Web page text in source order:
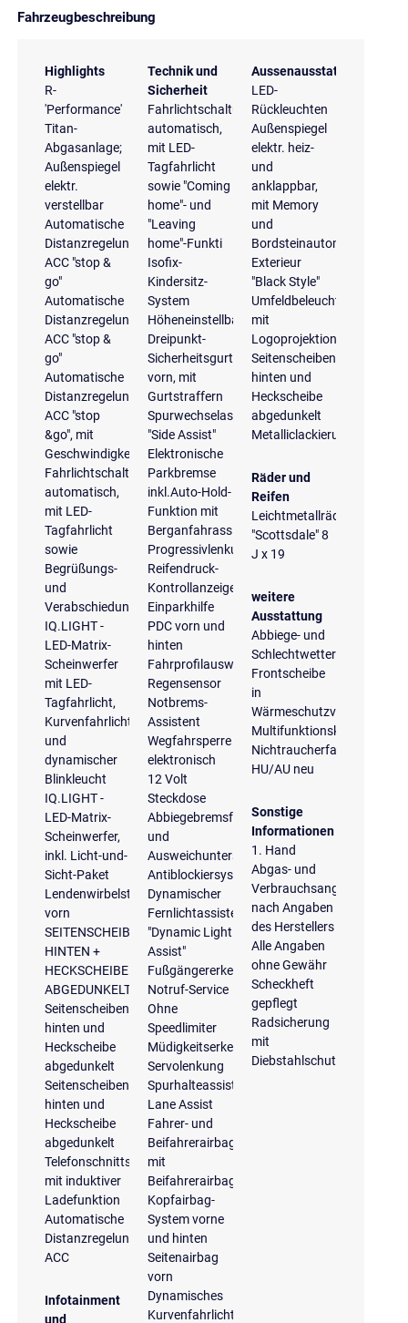
Fahrzeugbeschreibung
Highlights
R-
'Performance'
Titan-
Abgasanlage;
Außenspiegel
elektr.
verstellbar
Automatische
Distanzregelung
ACC "stop &
go"
Automatische
Distanzregelung
ACC "stop &
go"
Automatische
Distanzregelung
ACC "stop
&go", mit
Geschwindigkeitsbegrenzer
Fahrlichtschaltung
automatisch,
mit LED-
Tagfahrlicht
sowie
Begrüßungs-
und
Verabschiedungslicht
IQ.LIGHT -
LED-Matrix-
Scheinwerfer
mit LED-
Tagfahrlicht,
Kurvenfahrlicht
und
dynamischer
Blinkleucht
IQ.LIGHT -
LED-Matrix-
Scheinwerfer,
inkl. Licht-und-
Sicht-Paket
Lendenwirbelstützen
vorn
SEITENSCHEIBEN
HINTEN +
HECKSCHEIBE
ABGEDUNKELT
Seitenscheiben
hinten und
Heckscheibe
abgedunkelt
Seitenscheiben
hinten und
Heckscheibe
abgedunkelt
Telefonschnittstelle
mit induktiver
Ladefunktion
Automatische
Distanzregelung
ACC
Infotainment
und
Technik und
Sicherheit
Fahrlichtschaltung
automatisch,
mit LED-
Tagfahrlicht
sowie "Coming
home"- und
"Leaving
home"-Funkti
Isofix-
Kindersitz-
System
Höheneinstellbare
Dreipunkt-
Sicherheitsgurte
vorn, mit
Gurtstraffern
Spurwechselassistent
"Side Assist"
Elektronische
Parkbremse
inkl.Auto-Hold-
Funktion mit
Berganfahrassistent
Progressivlenkung
Reifendruck-
Kontrollanzeige
Einparkhilfe
PDC vorn und
hinten
Fahrprofilauswahl
Regensensor
Notbrems-
Assistent
Wegfahrsperre
elektronisch
12 Volt
Steckdose
Abbiegebremsfunktion
und
Ausweichunterstützung
Antiblockiersystem
Dynamischer
Fernlichtassistent
"Dynamic Light
Assist"
Fußgängererkennung
Notruf-Service
Ohne
Speedlimiter
Müdigkeitserkennung
Servolenkung
Spurhalteassistent
Lane Assist
Fahrer- und
Beifahrerairbag
mit
Beifahrerairbagdeaktivierung
Kopfairbag-
System vorne
und hinten
Seitenairbag
vorn
Dynamisches
Kurvenfahrlicht
Aussenausstattung
LED-
Rückleuchten
Außenspiegel
elektr. heiz-
und
anklappbar,
mit Memory
und
Bordsteinautomatik
Exterieur
"Black Style"
Umfeldbeleuchtung
mit
Logoprojektion
Seitenscheiben
hinten und
Heckscheibe
abgedunkelt
Metalliclackierung
Räder und
Reifen
Leichtmetallräder
"Scottsdale" 8
J x 19
weitere
Ausstattung
Abbiege- und
Schlechtwetterlicht
Frontscheibe
in
Wärmeschutzverglasung
Multifunktionskamera
Nichtraucherfahrzeug
HU/AU neu
Sonstige
Informationen
1. Hand
Abgas- und
Verbrauchsangaben
nach Angaben
des Herstellers
Alle Angaben
ohne Gewähr
Scheckheft
gepflegt
Radsicherung
mit
Diebstahlschutz